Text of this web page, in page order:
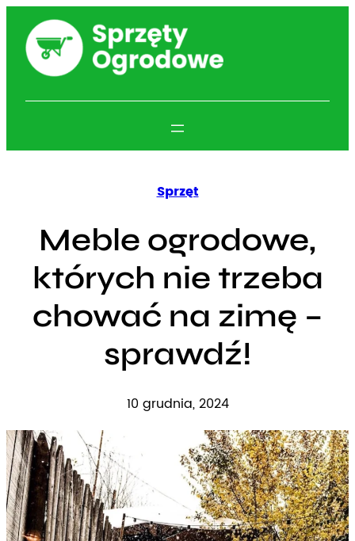
Przejdź
treści
Sprzęt
Meble ogrodowe,
których nie trzeba
chować na zimę –
sprawdź!
10 grudnia, 2024